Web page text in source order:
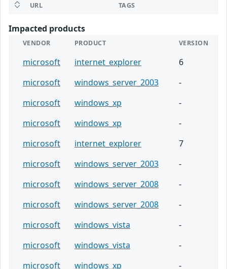
URL TAGS
Impacted products
VENDOR PRODUCT VERSION
microsoft internet_explorer
6
microsoft
windows_server_2003
-
microsoft
windows_xp
-
microsoft
windows_xp
-
microsoft
internet_explorer
7
microsoft
windows_server_2003
-
microsoft
windows_server_2008
-
microsoft
windows_server_2008
-
microsoft
windows_vista
-
microsoft
windows_vista
-
microsoft
windows_xp
-